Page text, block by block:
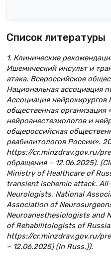
Список литературы
1. Клинические
Ишемический инсульт и
атака. Всероссийское
Национальная ассоциация
Ассоциация нейрохирургов
общественная организация
нейроанестезиологов и
общероссийская
реабилитологов России».
https://cr.minzdrav.gov.ru/
обращения – 12.06.2025).
Ministry of Healthcare of
transient ischemic attack.
Neurologists, National
Association of
Neuroanesthesiologists and
of Rehabilitologists of
https://cr.minzdrav.gov.ru/
– 12.06.2025) (In Russ.)).